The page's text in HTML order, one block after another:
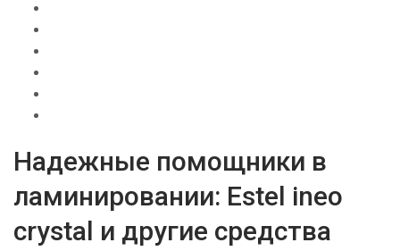
Надежные помощники в
ламинировании: Estel ineo
crystal и другие средства